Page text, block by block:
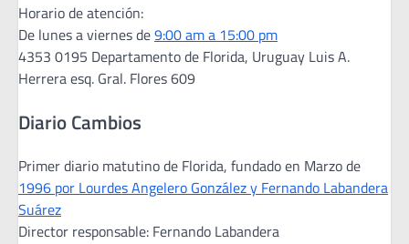
Horario de atención:
De lunes a viernes de9:00 am a 15:00 pm
4353 0195 Departamento de Florida, Uruguay Luis A.
Herrera esq. Gral. Flores 609
Diario Cambios
Primer diario matutino de Florida, fundado en Marzo de
1996 por Lourdes Angelero González y Fernando Labandera
Suárez
Director responsable: Fernando Labandera